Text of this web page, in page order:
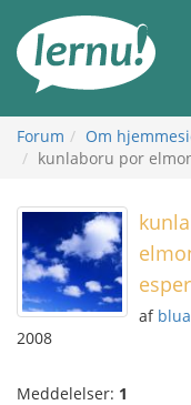
indholdet
Forum
Om
kunlaboru por
af
2008
Meddelelser: 1